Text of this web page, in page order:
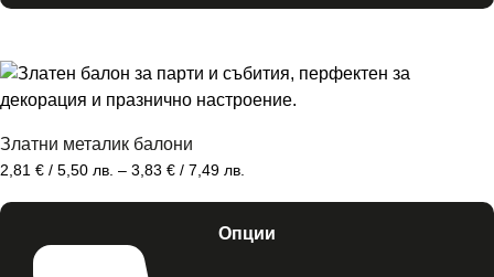
Златни металик балони
2,81 € / 5,50 лв. – 3,83 € / 7,49 лв.
Опции